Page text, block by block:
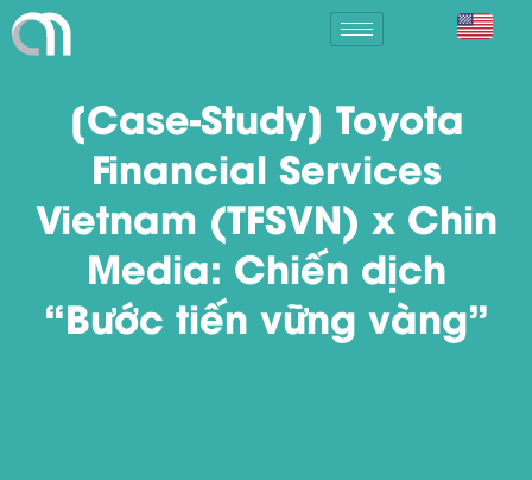
[Case-Study] Toyota
Financial Services
Vietnam (TFSVN) x Chin
Media: Chiến dịch
“Bước tiến vững vàng”